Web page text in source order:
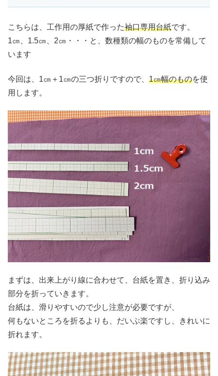
こちらは、工作用の厚紙で作った袖口専用台紙です。
1㎝、1.5㎝、2㎝・・・と、数種類の幅のものを常備して
います
今回は、1㎝＋1㎝の三つ折りですので、 1㎝幅のものを使
用します。
まずは、出来上がり線に合わせて、台紙を置き、折り込み
部分を折っていきます。
台紙は、滑りやすいので少し注意が必要ですが、
何もないところを折るよりも、だいぶ楽ですし、きれいに
折れます。